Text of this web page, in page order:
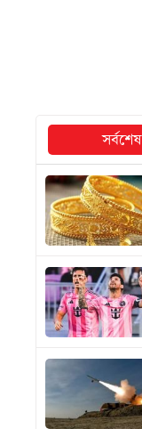
সর্বশেষ